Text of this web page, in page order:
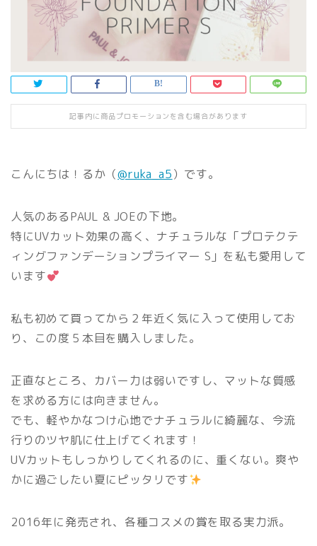
記事内に商品プロモーションを含む場合があります
こんにちは！るか（@ruka_a5）です。
人気のあるPAUL & JOEの下地。
特にUVカット効果の高く、ナチュラルな「プロテクテ
ィングファンデーションプライマー S」を私も愛用して
います
私も初めて買ってから２年近く気に入って使用してお
り、この度５本目を購入しました。
正直なところ、カバー力は弱いですし、マットな質感
を求める方には向きません。
でも、軽やかなつけ心地でナチュラルに綺麗な、今流
行りのツヤ肌に仕上げてくれます！
UVカットもしっかりしてくれるのに、重くない。爽や
かに過ごしたい夏にピッタリです
2016年に発売され、各種コスメの賞を取る実力派。